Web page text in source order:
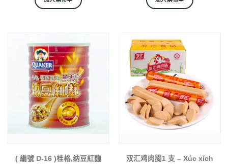
( 編號 D-16 )桂格,纳豆紅麴
双汇鸡肉腸1 支 – Xúc xích